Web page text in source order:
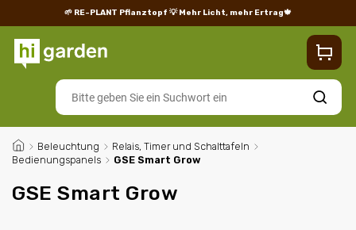
🌱 RE-PLANT Pflanztopf 💡 Mehr Licht, mehr Ertrag🍁
Suchen
/ Beleuchtung / Relais, Timer und Schalttafeln /
Bedienungspanels / GSE Smart Grow
GSE Smart Grow